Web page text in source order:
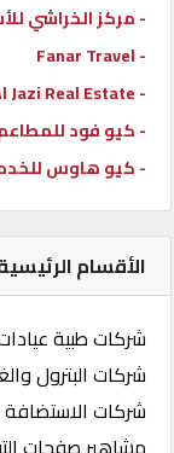
- مركز الخراشي
- Fanar Travel
- Al Jazi Real Estate
- كيو فود
- كيو هاوس
الأقسام
شركات طبية
شركات البترول
شركات